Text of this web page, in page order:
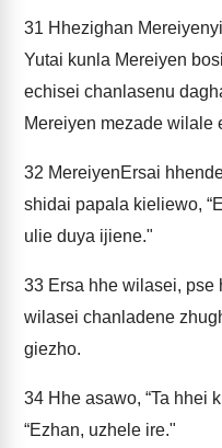
31 Hhezighan
Yutai kunla Mereiyen
echisei chanlasenu
Mereiyen mezade wilale
32 MereiyenErsai
shidai papala kieliewo,
ulie duya ijiene."
33 Ersa hhe wilasei, pse
wilasei chanladene
giezho.
34 Hhe asawo, “Ta hhei
“Ezhan, uzhele ire."